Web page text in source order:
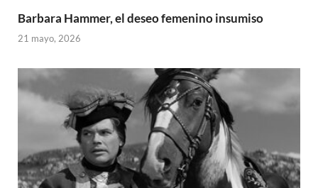
Barbara Hammer, el deseo femenino insumiso
21 mayo, 2026